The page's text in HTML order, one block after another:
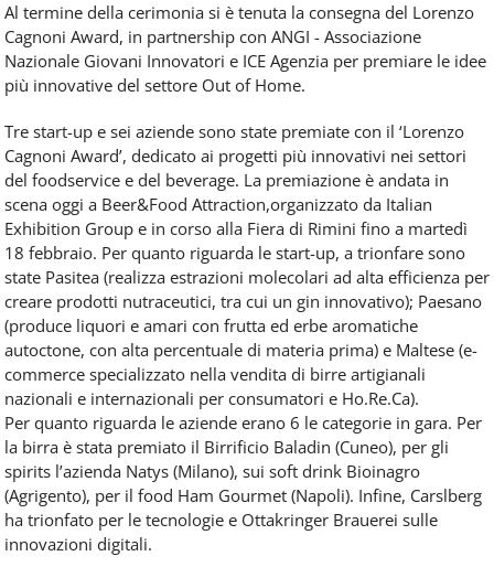
Al termine della cerimonia si è tenuta la consegna del Lorenzo
Cagnoni Award, in partnership con ANGI - Associazione
Nazionale Giovani Innovatori e ICE Agenzia per premiare le idee
più innovative del settore Out of Home.
Tre start-up e sei aziende sono state premiate con il ‘Lorenzo
Cagnoni Award’, dedicato ai progetti più innovativi nei settori
del foodservice e del beverage. La premiazione è andata in
scena oggi a Beer&Food Attraction,organizzato da Italian
Exhibition Group e in corso alla Fiera di Rimini fino a martedì
18 febbraio. Per quanto riguarda le start-up, a trionfare sono
state Pasitea (realizza estrazioni molecolari ad alta efficienza per
creare prodotti nutraceutici, tra cui un gin innovativo); Paesano
(produce liquori e amari con frutta ed erbe aromatiche
autoctone, con alta percentuale di materia prima) e Maltese (e-
commerce specializzato nella vendita di birre artigianali
nazionali e internazionali per consumatori e Ho.Re.Ca).
Per quanto riguarda le aziende erano 6 le categorie in gara. Per
la birra è stata premiato il Birrificio Baladin (Cuneo), per gli
spirits l’azienda Natys (Milano), sui soft drink Bioinagro
(Agrigento), per il food Ham Gourmet (Napoli). Infine, Carslberg
ha trionfato per le tecnologie e Ottakringer Brauerei sulle
innovazioni digitali.